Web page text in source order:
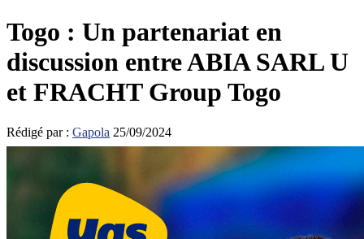
Togo : Un partenariat en
discussion entre ABIA SARL U
et FRACHT Group Togo
Rédigé par : Gapola 25/09/2024